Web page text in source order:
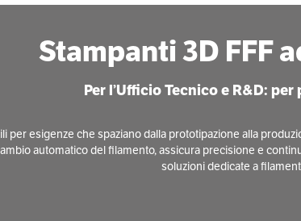
Stampanti 3D FFF
Per l’Ufficio Tecnico e R&D:
per esigenze che spaziano dalla prototipazione alla
automatico del filamento, assicura precisione e
soluzioni dedicate a